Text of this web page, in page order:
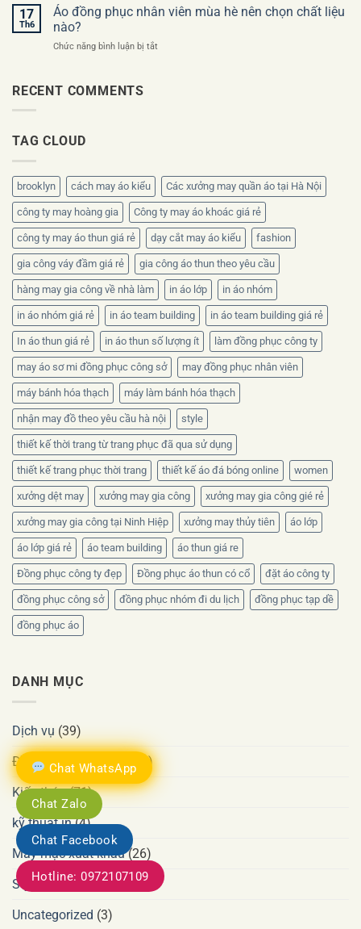
Chat WhatsApp
Chat Zalo
Chat Facebook
Hotline: 0972107109
kiện
nên
kế
phục
17
Th6
Áo đồng phục nhân viên mùa hè nên chọn chất liệu
nào?
Chức năng bình luận bị tắt
chất
liệu
nào?
RECENT COMMENTS
TAG CLOUD
brooklyn cách may áo kiểu Các xưởng may quần áo tại Hà Nội
công ty may hoàng gia Công ty may áo khoác giá rẻ
công ty may áo thun giá rẻ dạy cắt may áo kiểu fashion
gia công váy đầm giá rẻ gia công áo thun theo yêu cầu
hàng may gia công về nhà làm in áo lớp in áo nhóm
in áo nhóm giá rẻ in áo team building in áo team building giá rẻ
In áo thun giá rẻ in áo thun số lượng ít làm đồng phục công ty
may áo sơ mi đồng phục công sở may đồng phục nhân viên
máy bánh hóa thạch máy làm bánh hóa thạch
nhận may đồ theo yêu cầu hà nội style
thiết kế thời trang từ trang phục đã qua sử dụng
thiết kế trang phục thời trang thiết kế áo đá bóng online women
xưởng dệt may xưởng may gia công xưởng may gia công gié rẻ
xưởng may gia công tại Ninh Hiệp xưởng may thủy tiên áo lớp
áo lớp giá rẻ áo team building áo thun giá re
Đồng phục công ty đẹp Đồng phục áo thun có cổ đặt áo công ty
đồng phục công sở đồng phục nhóm đi du lịch đồng phục tạp dề
đồng phục áo
DANH MỤC
Dịch vụ (39)
Đồng phục công ty (377)
Kiến thức(71)
kỹ thuật in(4)
May mặc xuất khẩu(26)
Style(5)
Uncategorized (3)